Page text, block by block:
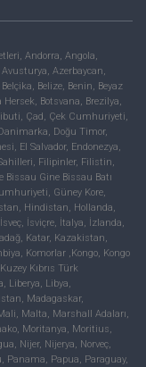
Andorra, Angola,
Azerbaycan,
Belize, Benin, Beyaz
Botsvana, Brezilya,
Çad, Çek Cumhuriyeti,
Doğu Timor,
El Salvador, Endonezya,
Filipinler, Filistin,
Bissau Gine Bissau Batı
Güney Kore,
Hindistan, Hollanda,
İsviçre, İtalya, İzlanda,
Katar, Kazakistan,
Komorlar ,Kongo, Kongo
Kıbrıs Türk
Liberya, Libya,
Madagaskar,
Malta, Marshall Adaları,
Moritanya, Moritius,
Nijer, Nijerya, Norveç,
Papua, Paraguay,